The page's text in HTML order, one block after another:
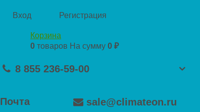
Вход Регистрация
Корзина
0 товаров На сумму 0 ₽
8 855 236-59-00
Почта sale@climateon.ru